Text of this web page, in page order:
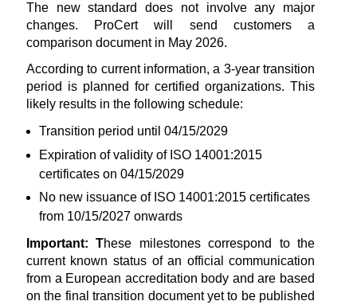
The new standard does not involve any major
changes. ProCert will send customers a
comparison document in May 2026.
According to current information, a 3-year transition
period is planned for certified organizations. This
likely results in the following schedule:
Transition period until 04/15/2029
Expiration of validity of ISO 14001:2015
certificates on 04/15/2029
No new issuance of ISO 14001:2015 certificates
from 10/15/2027 onwards
Important: These milestones correspond to the
current known status of an official communication
from a European accreditation body and are based
on the final transition document yet to be published